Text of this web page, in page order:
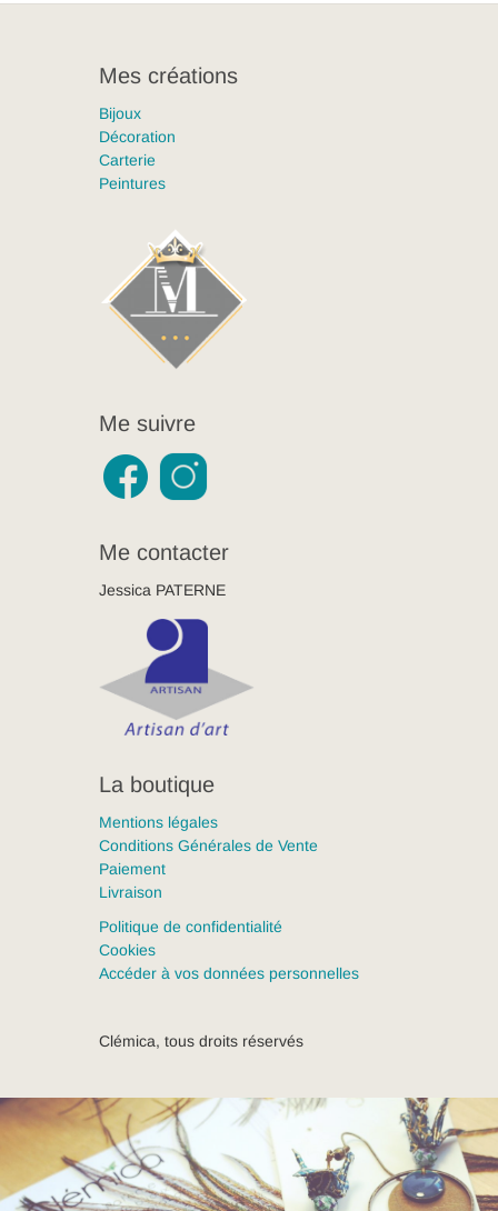
Mes créations
Bijoux
Décoration
Carterie
Peintures
Me suivre
Me contacter
Jessica PATERNE
La boutique
Mentions légales
Conditions Générales de Vente
Paiement
Livraison
Politique de confidentialité
Cookies
Accéder à vos données personnelles
Clémica, tous droits réservés